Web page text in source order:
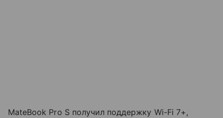
MateBook Pro S получил поддержку Wi-Fi 7+,